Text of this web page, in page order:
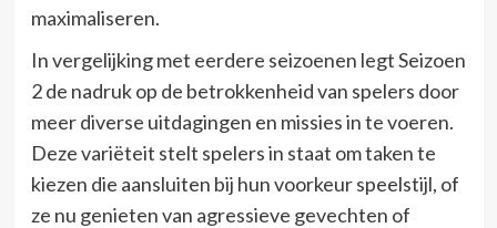
maximaliseren.
In vergelijking met eerdere seizoenen legt Seizoen
2 de nadruk op de betrokkenheid van spelers door
meer diverse uitdagingen en missies in te voeren.
Deze variëteit stelt spelers in staat om taken te
kiezen die aansluiten bij hun voorkeur speelstijl, of
ze nu genieten van agressieve gevechten of